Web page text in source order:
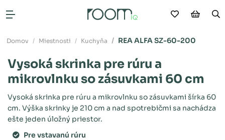
Otvoriť menu Moje
Domov Miestnosti Kuchyňa REA ALFA SZ-60-200
Vysoká skrinka pre rúru a
mikrovlnku so zásuvkami 60 cm
Vysoká skrinka pre rúru a mikrovlnku so zásuvkami šírka 60
cm. Výška skrinky je 210 cm a nad spotrebičmi sa nachádza
ešte jeden úložný priestor.
Pre vstavanú rúru